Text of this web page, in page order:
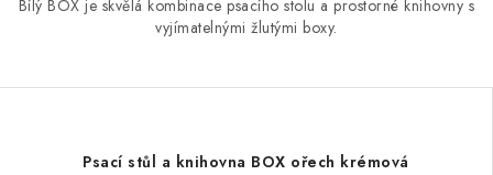
Bílý BOX je skvělá kombinace psacího stolu a prostorné knihovny s
vyjímatelnými žlutými boxy.
Psací stůl a knihovna BOX ořech krémová